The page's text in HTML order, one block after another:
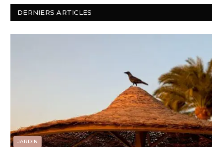
DERNIERS ARTICLES
JARDIN